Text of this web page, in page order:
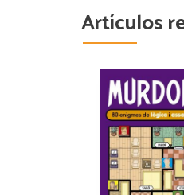
Artículos